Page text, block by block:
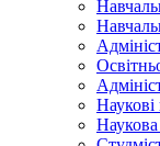
Наукові
Наукова